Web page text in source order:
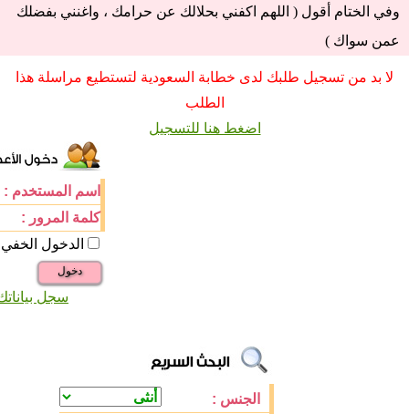
وفي الختام أقول ( اللهم اكفني بحلالك عن حرامك ، واغنني بفضلك
عمن سواك )
لا بد من تسجيل طلبك لدى خطابة السعودية لتستطيع مراسلة هذا
الطلب
اضغط هنا للتسجيل
اسم المستخدم :
كلمة المرور :
الدخول الخفي
دخول
سجل
الجنس :